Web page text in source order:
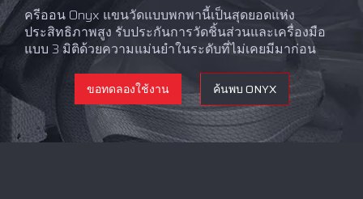
ครีออน Onyx แขนวัดแบบพกพานี้เป็นสุดยอดแห่ง
ประสิทธิภาพสูง รับประกันการวัดชิ้นส่วนและเครื่องมือ
แบบ 3 มิติด้วยความแม่นยำในระดับที่ไม่เคยมีมาก่อน
ขอทดลองใช้งาน ค้นพบ ONYX